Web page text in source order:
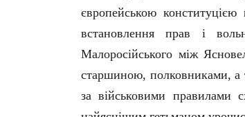
європейською
встановлення прав і
Малоросійського між
старшиною, полковниками, а
за військовими правилами